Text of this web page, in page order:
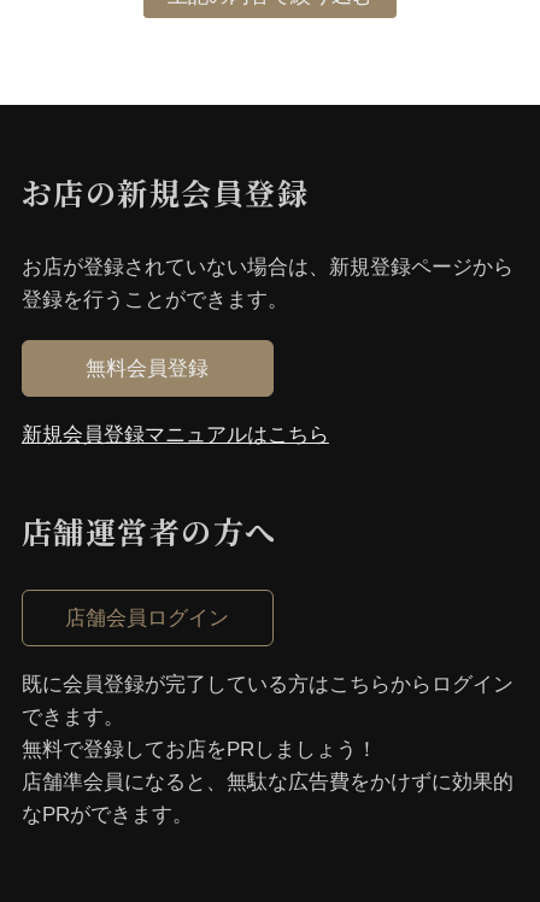
お店の新規会員登録
お店が登録されていない場合は、新規登録ページから
登録を⾏うことができます。
無料会員登録
新規会員登録マニュアルはこちら
店舗運営者の⽅へ
店舗会員ログイン
既に会員登録が完了している⽅はこちらからログイン
できます。
無料で登録してお店をPRしましょう！
店舗準会員になると、無駄な広告費をかけずに効果的
なPRができます。